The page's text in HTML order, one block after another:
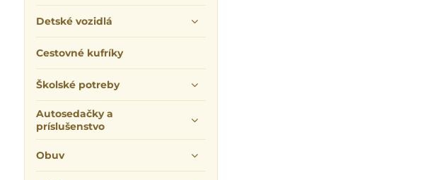
Detské vozidlá
Cestovné kufríky
Školské potreby
Autosedačky a
príslušenstvo
Obuv